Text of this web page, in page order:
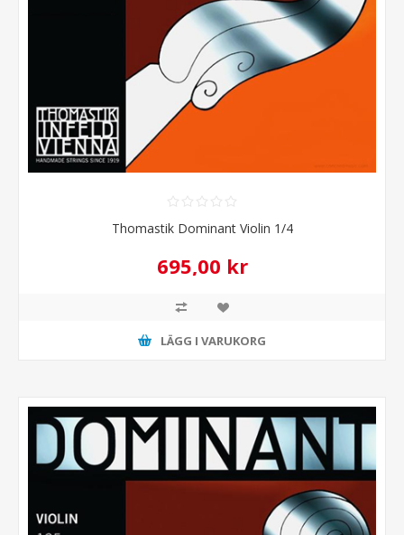
Thomastik Dominant Violin 1/4
695,00 kr
LÄGG I VARUKORG